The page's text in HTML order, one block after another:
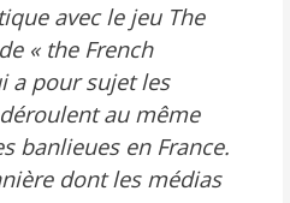
avec le jeu The
« the French
a pour sujet les
au même
banlieues en France.
dont les médias